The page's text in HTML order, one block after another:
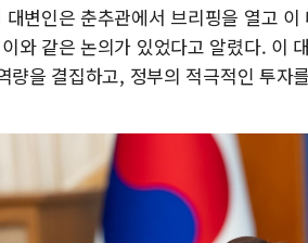
대변인은 춘추관에서 브리핑을 열고
와 같은 논의가 있었다고 알렸다. 이
량을 결집하고, 정부의 적극적인 투자